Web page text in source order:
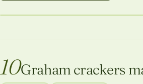
10Graham crackers